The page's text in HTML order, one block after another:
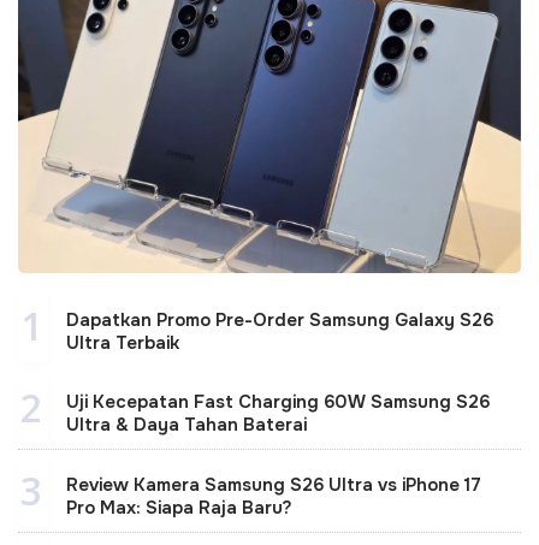
1
Dapatkan Promo Pre-Order Samsung Galaxy S26
Ultra Terbaik
2
Uji Kecepatan Fast Charging 60W Samsung S26
Ultra & Daya Tahan Baterai
3
Review Kamera Samsung S26 Ultra vs iPhone 17
Pro Max: Siapa Raja Baru?